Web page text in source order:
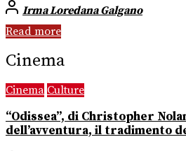
Irma Loredana Galgano
Read more
Cinema
Cinema Culture
“Odissea”, di Christopher
dell’avventura, il tradimento